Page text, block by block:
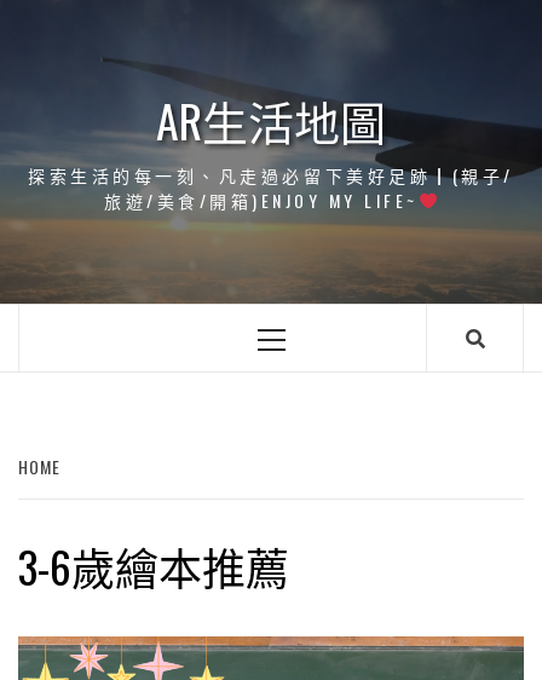
AR生活地圖
探索生活的每一刻、凡走過必留下美好足跡┃(親子/
旅遊/美食/開箱)ENJOY MY LIFE~
Primary
HOME
3-6歲繪本推薦